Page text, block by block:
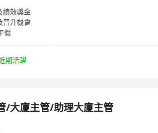
績效獎金
晉升機會
假
期活躍
/大廈主管/助理大廈主管